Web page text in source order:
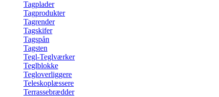
Tagplader
Tagprodukter
Tagrender
Tagskifer
Tagspån
Tagsten
Tegl-Teglværker
Teglblokke
Tegloverliggere
Teleskoplæssere
Terrassebrædder